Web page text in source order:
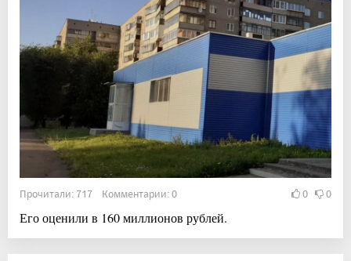
Прочитали: 717 Комментарии: 0 0 0
Его оценили в 160 миллионов рублей.